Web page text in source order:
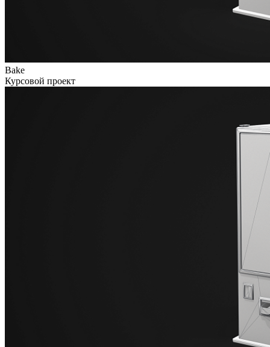
Bake
Курсовой проект